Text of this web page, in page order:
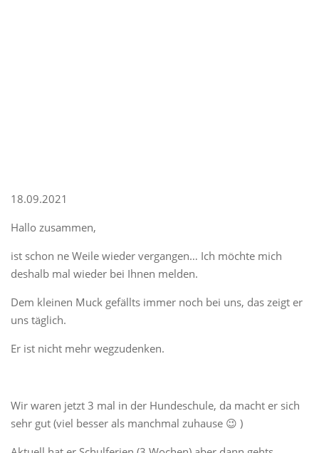
18.09.2021
Hallo zusammen,
ist schon ne Weile wieder vergangen… Ich möchte mich
deshalb mal wieder bei Ihnen melden.
Dem kleinen Muck gefällts immer noch bei uns, das zeigt er
uns täglich.
Er ist nicht mehr wegzudenken.
Wir waren jetzt 3 mal in der Hundeschule, da macht er sich
sehr gut (viel besser als manchmal zuhause 😉 )